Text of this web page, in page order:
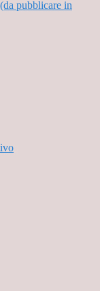
pubblicare in